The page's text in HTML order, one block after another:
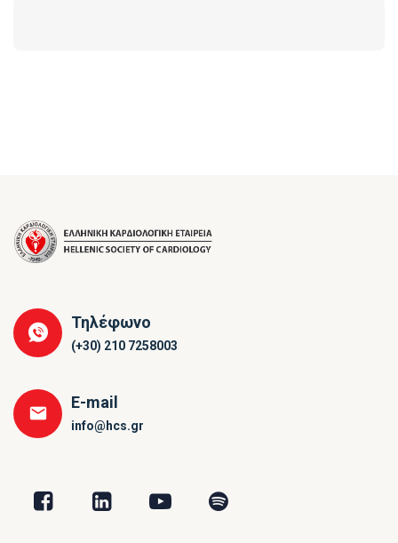
Τηλέφωνο
(+30) 210 7258003
E-mail
info@hcs.gr